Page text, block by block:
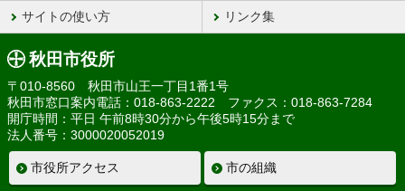
サイトの使い方 リンク集
秋田市役所
〒010-8560 秋田市山王一丁目1番1号
秋田市窓口案内電話：018-863-2222 ファクス：018-863-7284
開庁時間：平日 午前8時30分から午後5時15分まで
法人番号：3000020052019
市役所アクセス 市の組織